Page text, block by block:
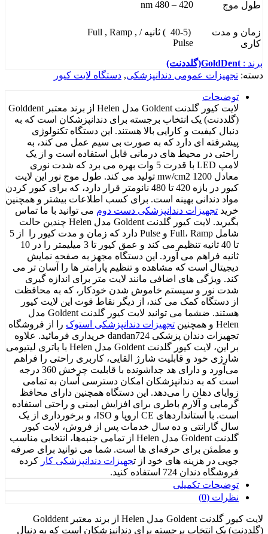
طول موج 420 – 480 nm
زمان و مدت
کاری
(40-5 ) ثانیه / Full , Ramp ,
Pulse
برند : GoldDent(گلددنت)
دسته: تجهیزات عمومی دندانپزشکی, دستگاه لایت کیور
توضیحات
لایت کیور گلدنت Goldent مدل Helen از برند معتبر Golddent
(گلددنت) یک انتخاب برجسته برای دندانپزشکان است که به
دنبال کیفیت و کارایی بالا هستند. این دستگاه تکنولوژی
پیشرفته‌ ای دارد که به صورت بی‌ سیم عمل می‌ کند، به
راحتی در محیط‌ های درمانی قابل استفاده است و از یک
لامپ LED با قدرت 5 وات بهره می‌ برد که شدت نوری
معادل 1200 mw/cm2 تولید می‌ کند. طول موج نور این لایت
کیور در بازه 420 تا 480 نانومتر قرار دارد، که برای کیور کردن
مواد دندانی بهینه است. برای کسب اطلاعات بیشتر و همچنین
خرید تجهیزات دندانپزشکی دست دوم می توانید با ما تماس
بگیرید. لایت کیور گلدنت Goldent مدل Helen چندین حالت
شامل Full، Ramp و Pulse دارد که زمان و مدت کیور را از 5
تا 40 ثانیه تنظیم می‌ کند و عمق کیور تا 3 میلیمتر را در 10
ثانیه فراهم می‌ آورد. این دستگاه مجهز به صفحه نمایش
دیجیتال است که مشاهده و تنظیم پارامتر ها را آسان‌ تر می‌
کند. ویژگی‌ های اضافی مانند لایت متر برای اندازه‌ گیری
شدت نور و سیستم خاموش شدن خودکار، که به محافظت
از دستگاه کمک می‌ کند، از دیگر نقاط قوت این لایت کیور
هستند. ضشما می توانید لایت کیور گلدنت Goldent مدل
Helen و همچنین
تجهیزات دندانپزشکی استوک را از فروشگاه
تجهیزات دندان پزشکی dandan724 خریداری فرمائید. علاوه
بر این، لایت کیور گلدنت Goldent مدل Helen با باتری لیتیومی
شارژی خود و قابلیت شارژ القایی، کاربری راحتی را فراهم
می‌آورد و دارای هد جداشونده با قابلیت چرخش 360 درجه
است که به دندانپزشکان امکان دسترسی آسان به تمامی
زوایای دهان را می‌دهد. این دستگاه همچنین دارای محافظ
گرمایی و آلارم باطری برای افزایش ایمنی و راحتی استفاده
است. با استانداردهای CE اروپا و ISO، و برخورداری از یک
سال گارانتی و ده سال خدمات پس از فروش، لایت کیور
گلدنت Goldent مدل Helen از تمامی جنبه‌ها، انتخابی مناسب
و مطمئن برای حرفه‌ای‌ ها است. شما می توانید برای صرفه
جویی در هزینه های خود از تجهیزات دندانپزشکی کار کرده
فروشگاه دندان 724 استفاده کنید.
توضیحات تکمیلی
نظرات (0)
لایت کیور گلدنت Goldent مدل Helen از برند معتبر Golddent
(گلددنت) یک انتخاب برجسته برای دندانپزشکان است که به دنبال